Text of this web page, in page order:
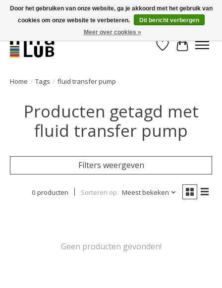
Minder stilstand, meer rendement!
Verlanglijst
Home / Tags / fluid transfer pump
Producten getagd met
fluid transfer pump
Filters weergeven
0 producten Sorteren op Meest bekeken
Geen producten gevonden!
Door het gebruiken van onze website, ga je akkoord met het gebruik van
cookies om onze website te verbeteren.
Dit bericht verbergen
Meer over cookies »